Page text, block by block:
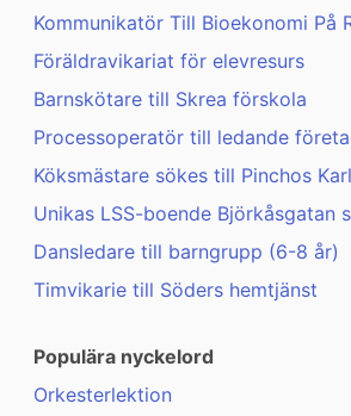
Kommunikatör Till Bioekonomi På
Föräldravikariat för elevresurs
Barnskötare till Skrea förskola
Processoperatör till ledande
Köksmästare sökes till Pinchos
Unikas LSS-boende Björkåsgatan
Dansledare till barngrupp (6-8 år)
Timvikarie till Söders hemtjänst
Populära nyckelord
Orkesterlektion